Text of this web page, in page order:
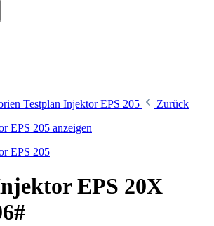
Testplan Injektor EPS 205
Zurück
EPS 205 anzeigen
EPS 205
EPS 20X